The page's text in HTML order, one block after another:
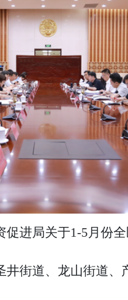
进局关于1-5月份
街道、龙山街道